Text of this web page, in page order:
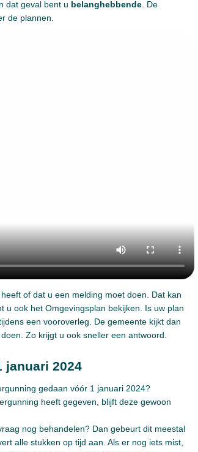
dat geval bent u belanghebbende . De
de plannen.
of dat u een melding moet doen. Dat kan
u ook het Omgevingsplan bekijken. Is uw plan
een vooroverleg. De gemeente kijkt dan
Zo krijgt u ook sneller een antwoord.
januari 2024
gedaan vóór 1 januari 2024?
heeft gegeven, blijft deze gewoon
nog behandelen? Dan gebeurt dit meestal
alle stukken op tijd aan. Als er nog iets mist,